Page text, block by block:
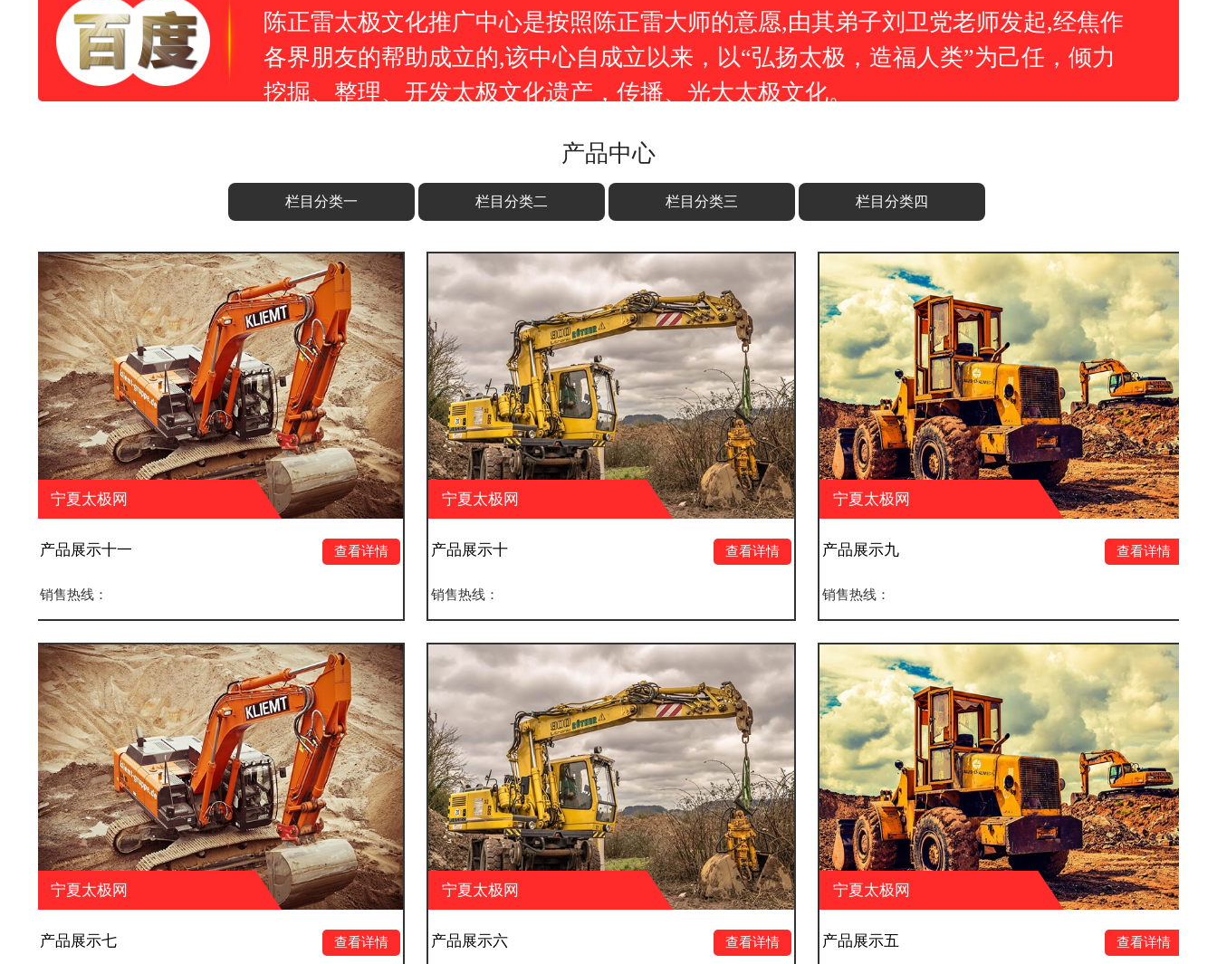
陈正雷太极文化推广中心是按照陈正雷大师的意愿,由其弟子刘卫党老师发起,经焦作
各界朋友的帮助成立的,该中心自成立以来，以“弘扬太极，造福人类”为己任，倾力
挖掘、整理、开发太极文化遗产，传播、光大太极文化。
产品中心
栏目分类一 栏目分类二 栏目分类三 栏目分类四
宁夏太极网
产品展示十
宁夏太极网
产品展示九
宁夏太极网
产品展示六
宁夏太极网
产品展示五
宁夏太极网
产品展示十二
宁夏太极网
产品展示八